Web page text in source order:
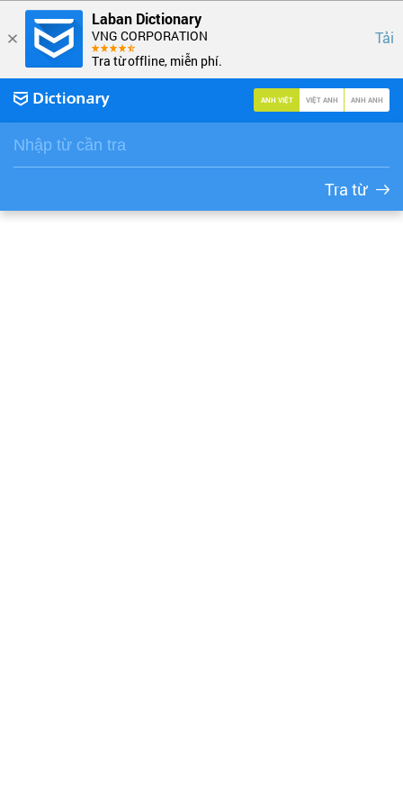
Laban Dictionary
VNG CORPORATION
Tra từ offline, miễn phí.
Tải
ANH VIỆT VIỆT ANH ANH ANH
Tra từ